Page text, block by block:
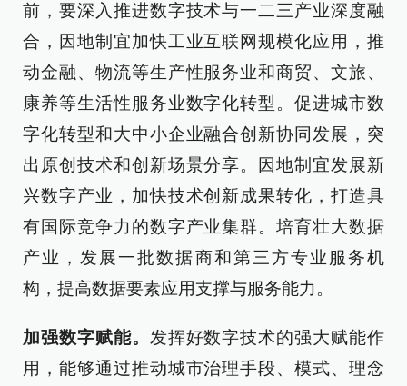
前，要深入推进数字技术与一二三产业深度融
合，因地制宜加快工业互联网规模化应用，推
动金融、物流等生产性服务业和商贸、文旅、
康养等生活性服务业数字化转型。促进城市数
字化转型和大中小企业融合创新协同发展，突
出原创技术和创新场景分享。因地制宜发展新
兴数字产业，加快技术创新成果转化，打造具
有国际竞争力的数字产业集群。培育壮大数据
产业，发展一批数据商和第三方专业服务机
构，提高数据要素应用支撑与服务能力。
加强数字赋能。 发挥好数字技术的强大赋能作
用，能够通过推动城市治理手段、模式、理念